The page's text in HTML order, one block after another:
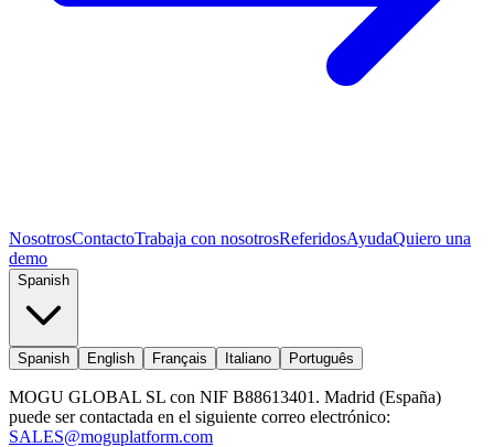
NosotrosContactoTrabaja con nosotrosReferidosAyudaQuiero una
demo
Spanish
Spanish English Français Italiano Português
MOGU GLOBAL SL con NIF B88613401. Madrid (España)
puede ser contactada en el siguiente correo electrónico:
SALES@moguplatform.com